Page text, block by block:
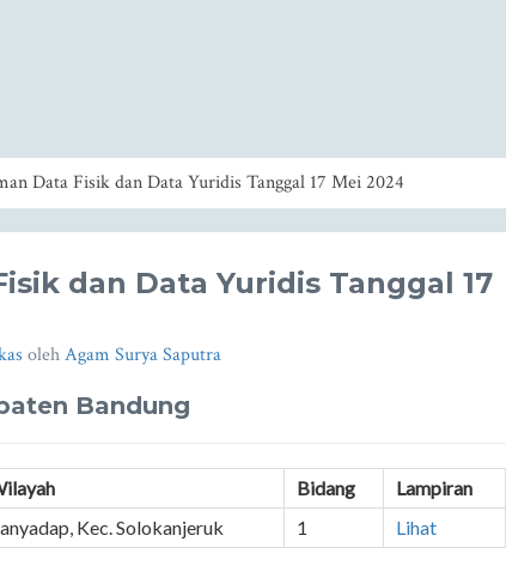
Data Fisik dan Data Yuridis Tanggal 17 Mei 2024
dan Data Yuridis Tanggal 17
olehAgam Surya Saputra
Bandung
Bidang
Lampiran
Kec. Solokanjeruk 1 Lihat